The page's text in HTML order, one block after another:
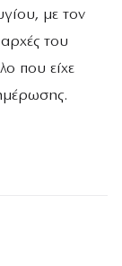
με τον
του
που είχε